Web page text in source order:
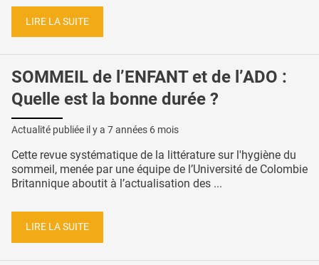
LIRE LA SUITE
SOMMEIL de l’ENFANT et de l’ADO :
Quelle est la bonne durée ?
Actualité publiée il y a 7 années 6 mois
Cette revue systématique de la littérature sur l'hygiène du
sommeil, menée par une équipe de l’Université de Colombie
Britannique aboutit à l’actualisation des ...
LIRE LA SUITE